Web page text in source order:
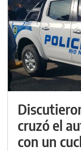
cruzó el
con un